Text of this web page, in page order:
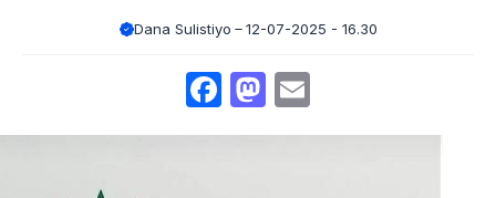
Dana Sulistiyo 12-07-2025 - 16.30
Facebook
Mastodon